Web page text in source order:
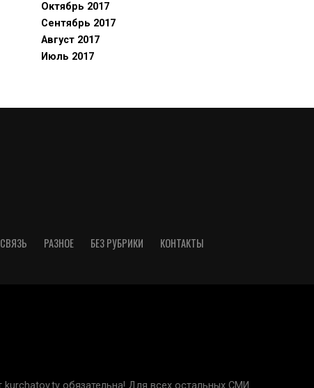
Октябрь 2017
Сентябрь 2017
Август 2017
Июль 2017
РАЗНОЕ БЕЗ РУБРИКИ КОНТАКТЫ
обязательна! Для всех остальных СМИ